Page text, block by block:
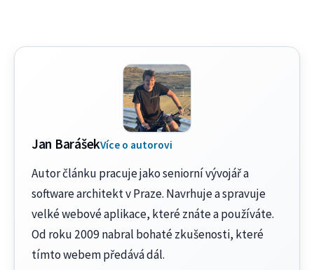
Jan BarášekVíce o autorovi
Autor článku pracuje jako seniorní vývojář a
software architekt v Praze. Navrhuje a spravuje
velké webové aplikace, které znáte a používáte.
Od roku 2009 nabral bohaté zkušenosti, které
tímto webem předává dál.